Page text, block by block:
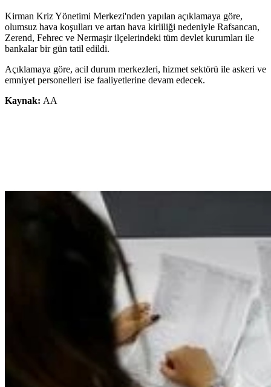
Kirman Kriz Yönetimi Merkezi'nden yapılan açıklamaya göre,
olumsuz hava koşulları ve artan hava kirliliği nedeniyle Rafsancan,
Zerend, Fehrec ve Nermaşir ilçelerindeki tüm devlet kurumları ile
bankalar bir gün tatil edildi.
Açıklamaya göre, acil durum merkezleri, hizmet sektörü ile askeri ve
emniyet personelleri ise faaliyetlerine devam edecek.
Kaynak: AA